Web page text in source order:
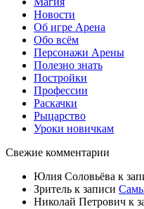
Новости
Об игре Арена
Обо всём
Персонажи Арены
Полезно знать
Постройки
Профессии
Раскачки
Рыцарство
Уроки новичкам
Свежие комментарии
Юлия Соловьёва к
Зритель к записи
Николай Петрович к